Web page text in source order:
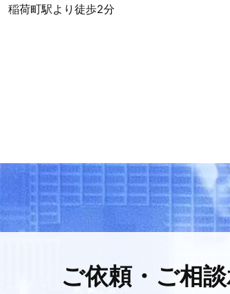
稲荷町駅より徒歩2分
ご依頼・ご相